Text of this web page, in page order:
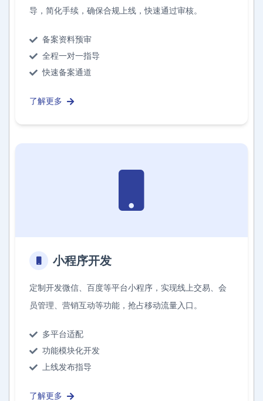
导，简化手续，确保合规上线，快速通过审核。
备案资料预审
全程一对一指导
快速备案通道
了解更多
小程序开发
定制开发微信、百度等平台小程序，实现线上交易、会
员管理、营销互动等功能，抢占移动流量入口。
多平台适配
功能模块化开发
上线发布指导
了解更多